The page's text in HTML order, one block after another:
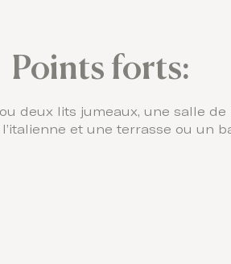
Points forts:
deux lits jumeaux, une salle de
et une terrasse ou un